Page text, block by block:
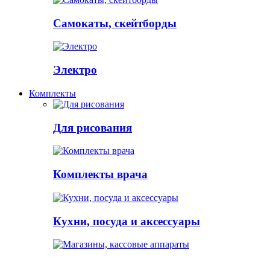
Самокаты, скейтборды
Электро
Комплекты
Для рисования
Комплекты врача
Кухни, посуда и аксессуары